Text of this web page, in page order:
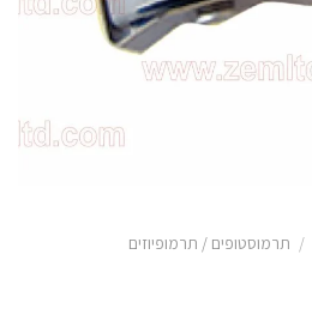
/ תרמוסטופים / תרמופיוזים